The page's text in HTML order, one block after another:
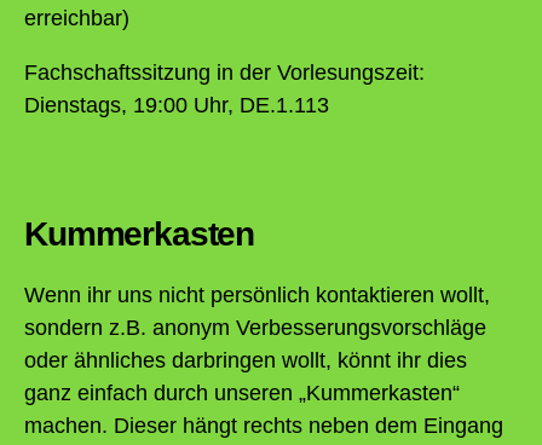
erreichbar)
Fachschaftssitzung in der Vorlesungszeit:
Dienstags, 19:00 Uhr, DE.1.113
Kummerkasten
Wenn ihr uns nicht persönlich kontaktieren wollt,
sondern z.B. anonym Verbesserungsvorschläge
oder ähnliches darbringen wollt, könnt ihr dies
ganz einfach durch unseren „Kummerkasten“
machen. Dieser hängt rechts neben dem Eingang